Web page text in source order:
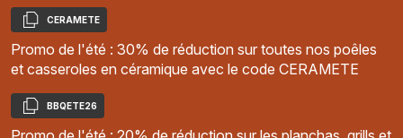
Copier
CERAMETE
Promo de l'été : 30% de réduction sur toutes nos poêles
et casseroles en céramique avec le code CERAMETE
Copier
BBQETE26